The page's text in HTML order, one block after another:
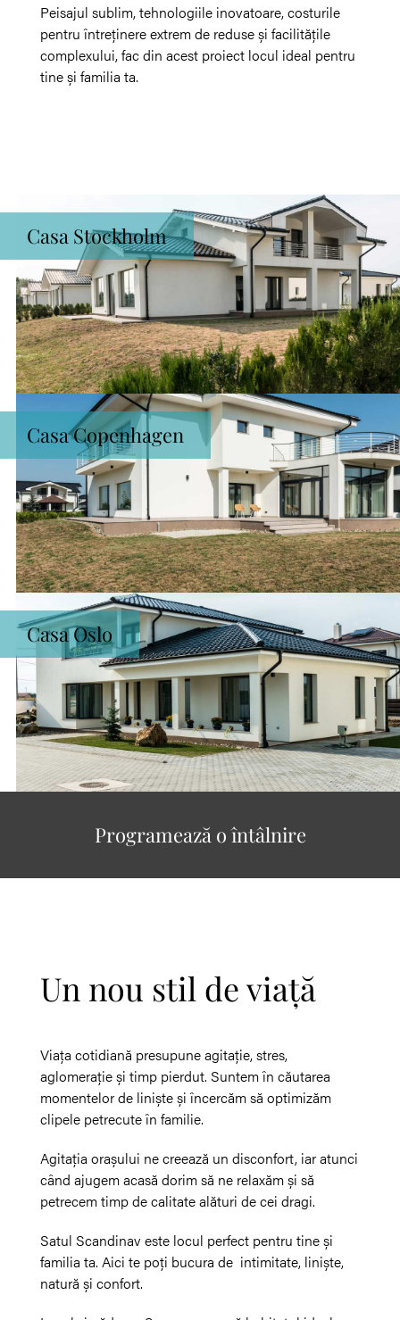
Peisajul sublim, tehnologiile inovatoare, costurile
pentru întreținere extrem de reduse și facilitățile
complexului, fac din acest proiect locul ideal pentru
tine și familia ta.
Casa Stockholm
Casa Copenhagen
Casa Oslo
Programează o întâlnire
Un nou stil de viață
Viața cotidiană presupune agitație, stres,
aglomerație și timp pierdut. Suntem în căutarea
momentelor de liniște și încercăm să optimizăm
clipele petrecute în familie.
Agitația orașului ne creează un disconfort, iar atunci
când ajugem acasă dorim să ne relaxăm și să
petrecem timp de calitate alături de cei dragi.
Satul Scandinav este locul perfect pentru tine și
familia ta. Aici te poți bucura de intimitate, liniște,
natură și confort.